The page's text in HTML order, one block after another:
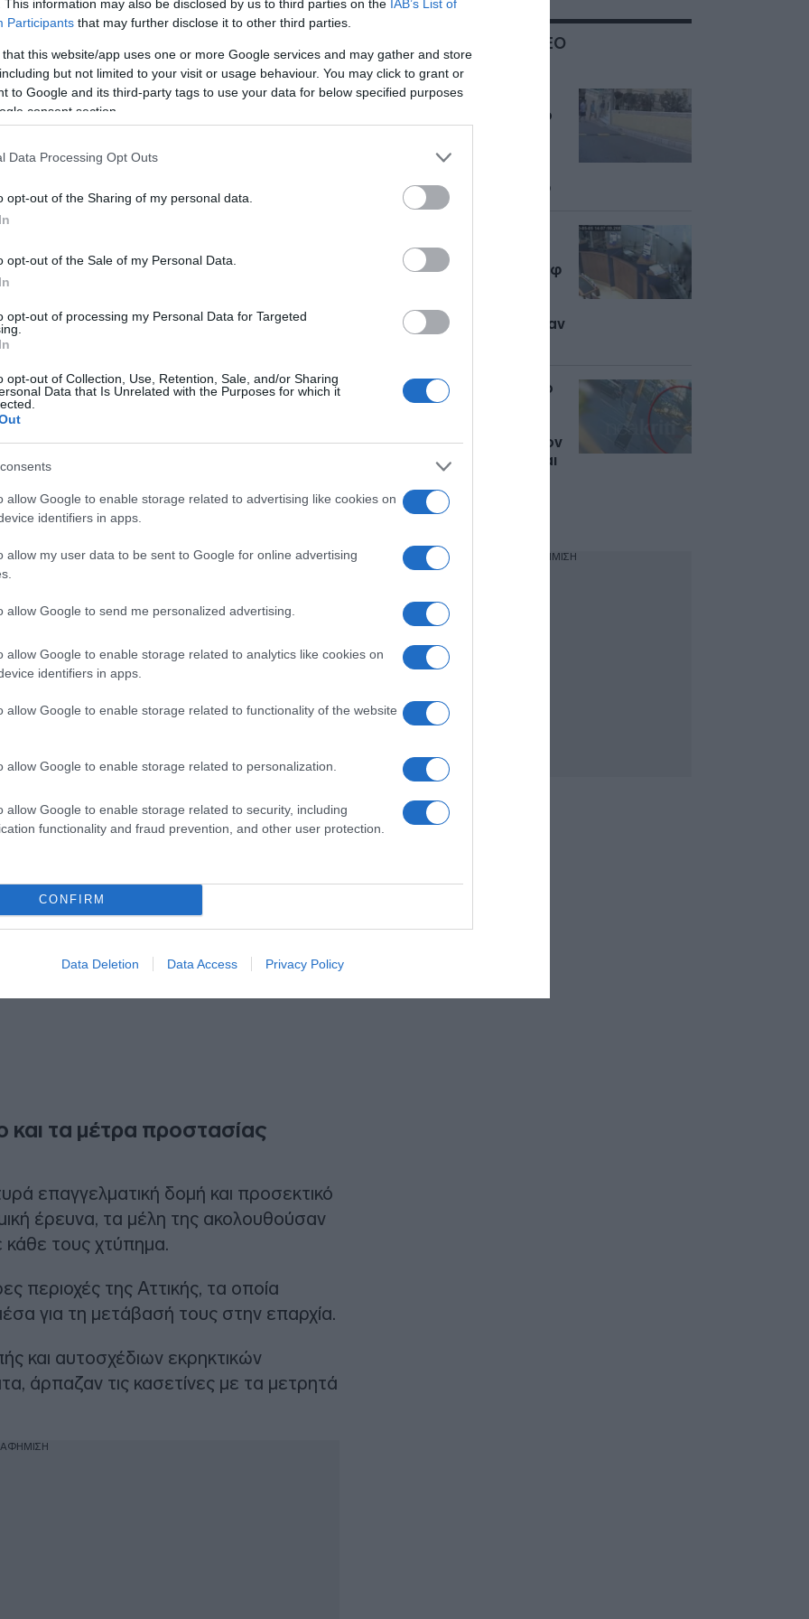
This information may also be disclosed by us to third parties on the IAB’s List of
Participants that may further disclose it to other third parties.
that this website/app uses one or more Google services and may gather and store
but not limited to your visit or usage behaviour. You may click to grant or
to Google and its third-party tags to use your data for below specified purposes
consent section.
Data Processing Opt Outs
opt-out of the Sharing of my personal data.
opt-out of the Sale of my Personal Data.
opt-out of processing my Personal Data for Targeted
opt-out of Collection, Use, Retention, Sale, and/or Sharing
Data that Is Unrelated with the Purposes for which it
allow Google to enable storage related to advertising like cookies on
identifiers in apps.
allow my user data to be sent to Google for online advertising
allow Google to send me personalized advertising.
allow Google to enable storage related to analytics like cookies on
identifiers in apps.
allow Google to enable storage related to functionality of the website
allow Google to enable storage related to personalization.
allow Google to enable storage related to security, including
functionality and fraud prevention, and other user protection.
CONFIRM
Data Deletion Data Access Privacy Policy
ήδη ένταλμα σύλληψης για
πράξεων. Μεταξύ άλλων,
περί όπλων και εκρηκτικών
κατοικία και σε άλλους χώρους που
από πολύμηνες έρευνες.
ότι η συμμορία είχε ξεκινήσει
του 2025, βάζοντας στο
στην επαρχία.
και τα μέτρα προστασίας
επαγγελματική δομή και προσεκτικό
έρευνα, τα μέλη της ακολουθούσαν
τους χτύπημα.
περιοχές της Αττικής, τα οποία
για τη μετάβασή τους στην επαρχία.
και αυτοσχέδιων εκρηκτικών
άρπαζαν τις κασετίνες με τα μετρητά
ΣΧΕΤΙΚΑ ΜΕ:ΒΙΝΤΕΟ
ΝΤΟΚΟΥΜΕΝΤΟ
Μονακό: Σοκάρει το
βίντεο-ντοκουμέντο
δολοφονίας του
Βαντίμ Γερμολάγιεφ
δολοφονικής
επίθεσης με μολότοφ
διακοπών που έδεσαν
Σοκαριστικό τροχαίο
στο Ηράκλειο: Η
αναποδογυρίζει στον
αέρα και καρφώνεται
σταθμευμένα
αυτοκίνητα
ΔΙΑΦΗΜΙΣΗ